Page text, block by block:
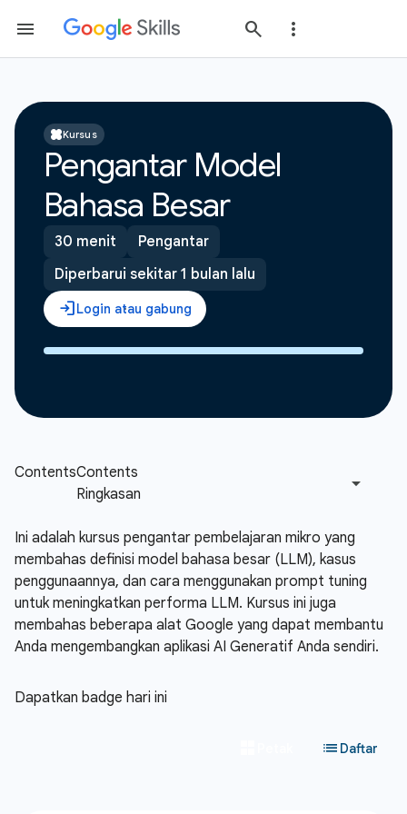
Kursus
Pengantar Model
Bahasa Besar
30 menit
Pengantar
Diperbarui sekitar 1 bulan lalu
Ini adalah kursus pengantar pembelajaran mikro yang
membahas definisi model bahasa besar (LLM), kasus
penggunaannya, dan cara menggunakan prompt tuning
untuk meningkatkan performa LLM. Kursus ini juga
membahas beberapa alat Google yang dapat membantu
Anda mengembangkan aplikasi AI Generatif Anda sendiri.
Dapatkan badge hari ini